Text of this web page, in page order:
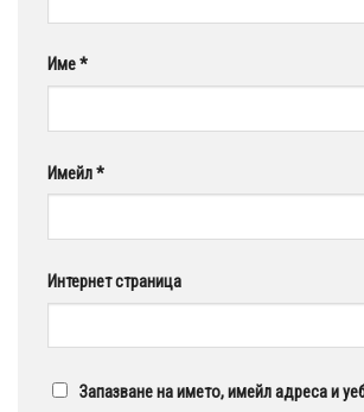
Име*
Имейл*
Интернет страница
Запазване на името, имейл адреса и